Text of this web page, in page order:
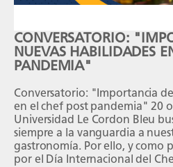
CONVERSATORIO:
NUEVAS HABILIDADES
PANDEMIA"
Conversatorio: "Importancia
en el chef post pandemia" 20
Universidad Le Cordon Bleu
siempre a la vanguardia a
gastronomía. Por ello, y como
por el Día Internacional del